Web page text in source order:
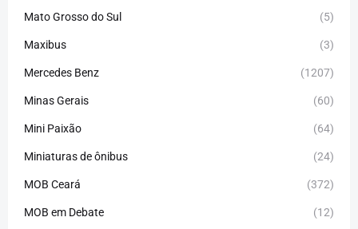
Mato Grosso do Sul (5)
Maxibus (3)
Mercedes Benz (1207)
Minas Gerais (60)
Mini Paixão (64)
Miniaturas de ônibus (24)
MOB Ceará (372)
MOB em Debate (12)